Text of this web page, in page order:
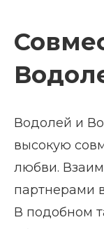
Водолей и
высокую
любви.
партнерами
В подобном